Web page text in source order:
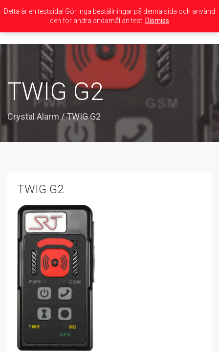
navigation
TWIG G2
Crystal Alarm /TWIG G2
TWIG G2
Detta är en testsida! Gör inga beställningar på denna sida och använd
den för andra ändamål än test. Dismiss